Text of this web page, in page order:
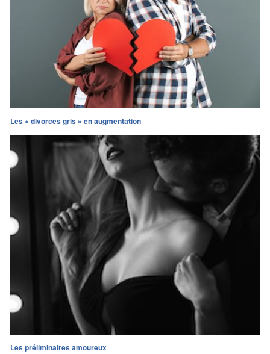
Les « divorces gris » en augmentation
Les préliminaires amoureux